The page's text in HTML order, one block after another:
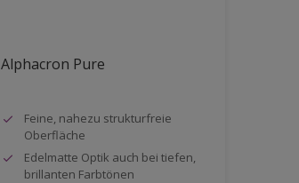
Alphacron Pure
Feine, nahezu strukturfreie
Oberfläche
Edelmatte Optik auch bei tiefen,
brillanten Farbtönen